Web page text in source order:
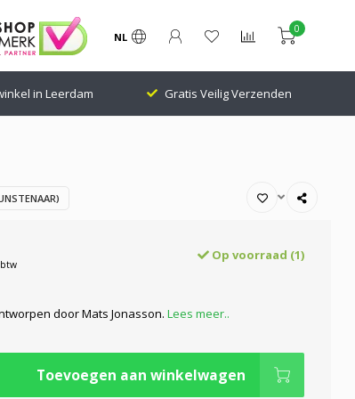
NL
0
Verzenden 24.000 Volgers Klantenscore: 9.1
Op voorraad (1)
door Mats Jonasson. Lees meer..
Toevoegen aan winkelwagen